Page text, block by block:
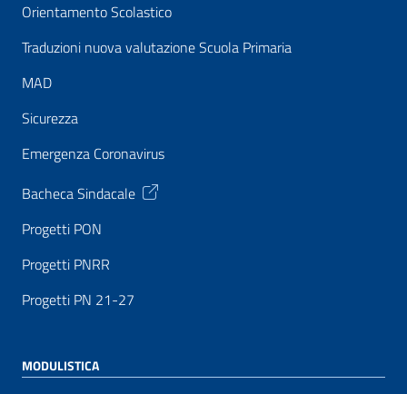
Orientamento Scolastico
Traduzioni nuova valutazione Scuola Primaria
MAD
Sicurezza
Emergenza Coronavirus
Bacheca Sindacale
Progetti PON
Progetti PNRR
Progetti PN 21-27
MODULISTICA